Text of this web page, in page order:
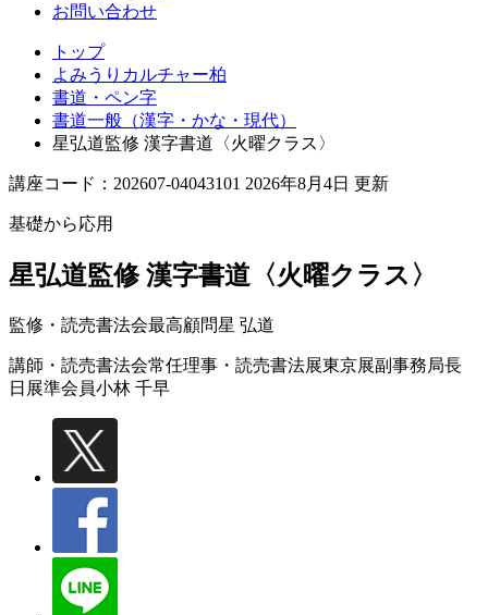
お問い合わせ
トップ
よみうりカルチャー柏
書道・ペン字
書道一般（漢字・かな・現代）
星弘道監修 漢字書道〈火曜クラス〉
講座コード：202607-04043101 2026年8月4日 更新
基礎から応用
星弘道監修 漢字書道〈火曜クラス〉
監修・読売書法会最高顧問星 弘道
講師・読売書法会常任理事・読売書法展東京展副事務局長
日展準会員小林 千早